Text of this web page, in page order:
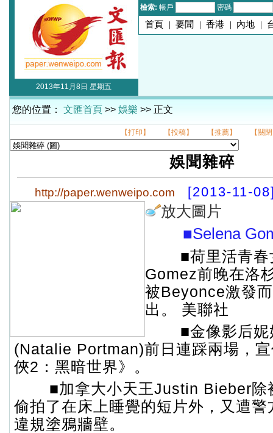
檢索: 帳戶 密碼
首頁 | 要聞 | 香港 | 內地 |
2013年11月8日 星期五
您的位置： 文匯首頁 >> 娛樂 >> 正文
【打印】 【投稿】 【推薦】 【關
娛聞雜碎
http://paper.wenweipo.com [2013-11-
放大圖片
■Selena
■荷里活青春
Gomez前晚在洛
被Beyonce激發
出。 美聯社
■金像影后妮
(Natalie Portman)前日連踩兩場，
俠2：黑暗世界》。
■加拿大小天王Justin Bieber除
偷拍了在床上睡覺的短片外，又遭
違規塗鴉牆壁。